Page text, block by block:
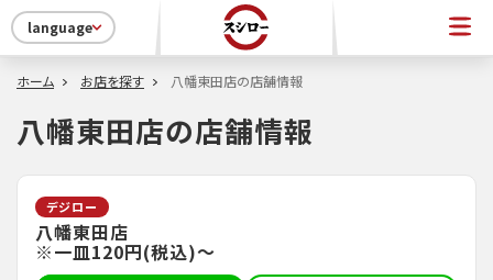
language
ホーム お店を探す 八幡東田店の店舗情報
八幡東田店の店舗情報
デジロー
八幡東田店
※一皿120円(税込)～